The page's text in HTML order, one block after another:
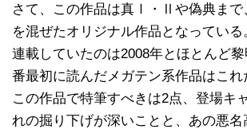
さて、この作品は真Ⅰ・Ⅱや偽典まで
を混ぜたオリジナル作品となっている
連載していたのは2008年とほとんど
番最初に読んだメガテン系作品はこれ
この作品で特筆すべきは2点、登場キ
れの掘り下げが深いことと、あの悪名